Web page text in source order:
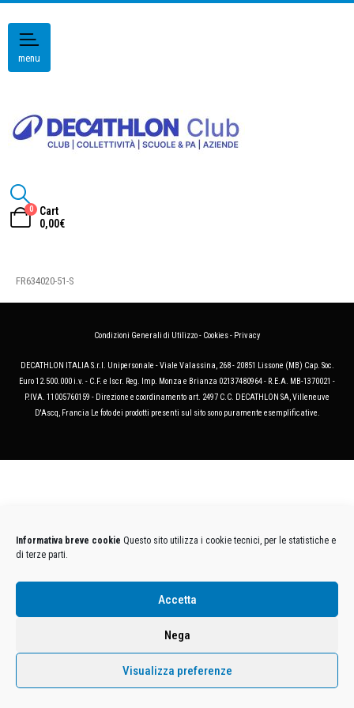
Informativa breve cookie Questo sito utilizza i cookie tecnici, per le statistiche e
di terze parti.
Accetta
Nega
Visualizza preferenze
menu
0
Cart
0,00€
FR634020-51-S
Condizioni Generali di Utilizzo- Cookies- Privacy
DECATHLON ITALIA S.r.l. Unipersonale - Viale Valassina, 268 - 20851 Lissone (MB) Cap. Soc.
Euro 12.500.000 i.v. - C.F. e Iscr. Reg. Imp. Monza e Brianza 02137480964 - R.E.A. MB-1370021 -
P.IVA. 11005760159 - Direzione e coordinamento art. 2497 C.C. DECATHLON SA, Villeneuve
D'Ascq, Francia Le foto dei prodotti presenti sul sito sono puramente esemplificative.